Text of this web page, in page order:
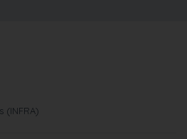
(INFRA)